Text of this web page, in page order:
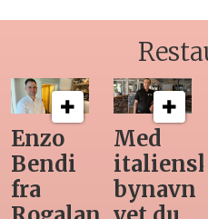
Med
italiensk
bynavn
Huset
på